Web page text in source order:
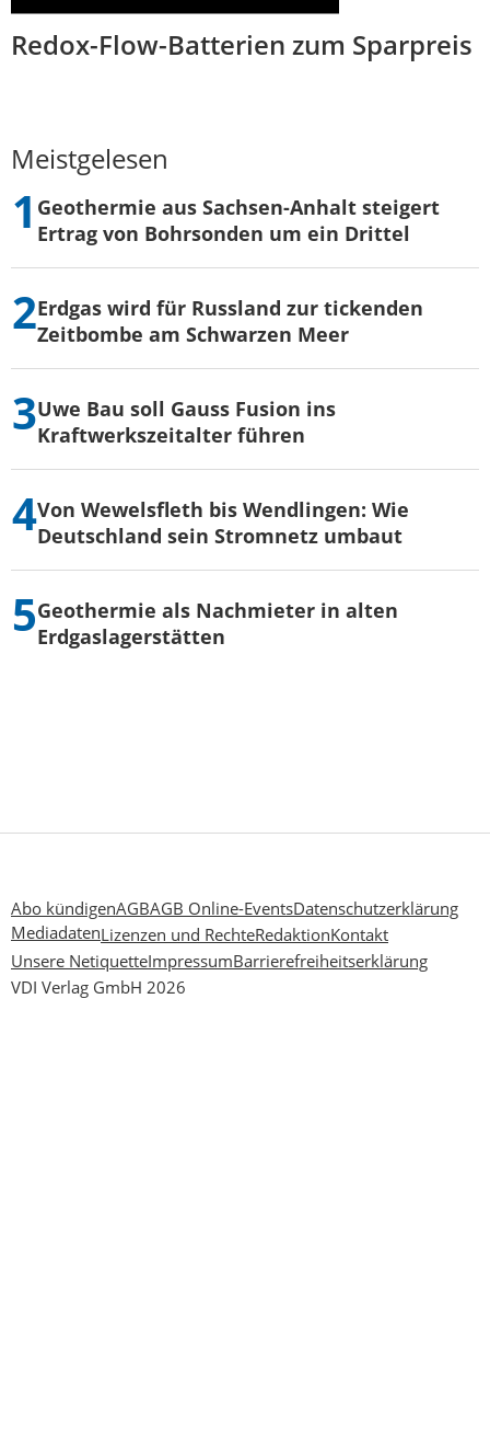
Redox-Flow-Batterien zum Sparpreis
Meistgelesen
Geothermie aus Sachsen-Anhalt steigert
Ertrag von Bohrsonden um ein Drittel
Erdgas wird für Russland zur tickenden
Zeitbombe am Schwarzen Meer
Uwe Bau soll Gauss Fusion ins
Kraftwerkszeitalter führen
Von Wewelsfleth bis Wendlingen: Wie
Deutschland sein Stromnetz umbaut
Geothermie als Nachmieter in alten
Erdgaslagerstätten
Abo kündigenAGBAGB Online-EventsDatenschutzerklärung
MediadatenLizenzen und RechteRedaktionKontakt
Unsere NetiquetteImpressumBarrierefreiheitserklärung
VDI Verlag GmbH 2026